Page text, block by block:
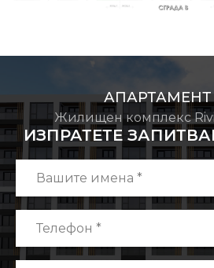
Жилищен комплекс
ИЗПРАТЕТЕ